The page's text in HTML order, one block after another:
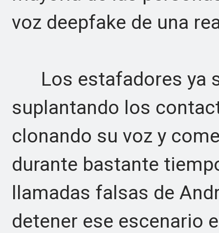
voz deepfake de una
Los estafadores ya
suplantando los
clonando su voz y
durante bastante
llamadas falsas de
detener ese escenario